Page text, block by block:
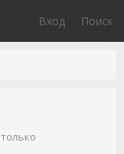
Вход Поиск